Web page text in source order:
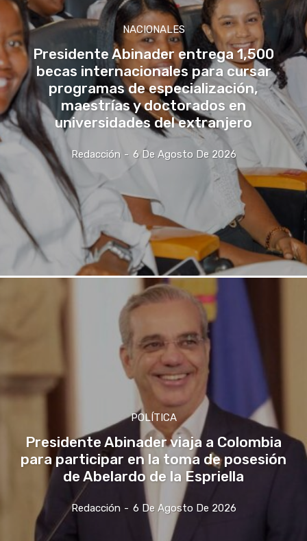
NACIONALES
Presidente Abinader entrega 1,500
becas internacionales para cursar
programas de especialización,
maestrías y doctorados en
universidades del extranjero
Redacción - 6 De Agosto De 2026
POLÍTICA
Presidente Abinader viaja a Colombia
para participar en la toma de posesión
de Abelardo de la Espriella
Redacción - 6 De Agosto De 2026